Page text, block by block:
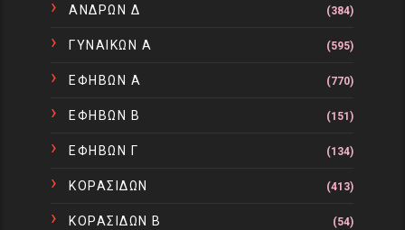
ΑΝΔΡΩΝ Δ (384)
ΓΥΝΑΙΚΩΝ Α (595)
ΕΦΗΒΩΝ Α (770)
ΕΦΗΒΩΝ Β (151)
ΕΦΗΒΩΝ Γ (134)
ΚΟΡΑΣΙΔΩΝ (413)
ΚΟΡΑΣΙΔΩΝ Β (54)